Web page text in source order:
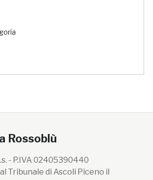
Rossoblù
- P.IVA 02405390440
Tribunale di Ascoli Piceno il